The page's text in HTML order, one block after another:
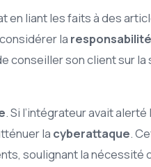
liant les faits à des
la
son client sur la
. Si l’intégrateur avait
la cyberattaque.
soulignant la nécessité